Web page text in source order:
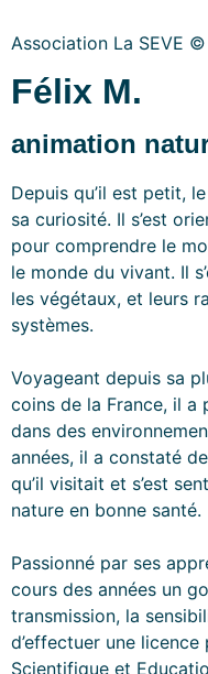
Association La SEVE
Félix M.
animation
Depuis qu’il est petit,
sa curiosité. Il s’est
pour comprendre le
le monde du vivant. Il
les végétaux, et leurs
systèmes.
Voyageant depuis sa
coins de la France, il
dans des
années, il a constaté
qu’il visitait et s’est
nature en bonne santé.
Passionné par ses
cours des années un
transmission, la
d’effectuer une
Scientifique et